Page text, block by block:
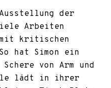
der
Arbeiten
kritischen
hat Simon ein
von Arm und
lädt in ihrer